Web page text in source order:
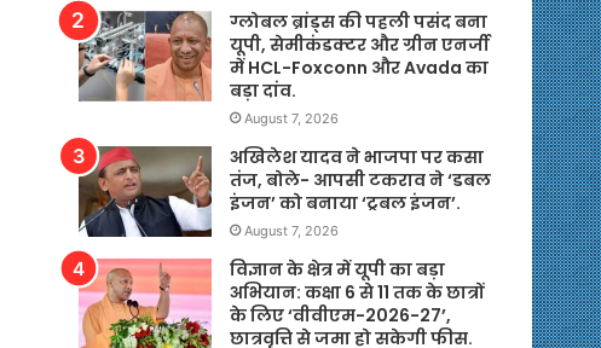
ग्लोबल ब्रांड्स की पहली पसंद बना
यूपी, सेमीकंडक्टर और ग्रीन एनर्जी
में HCL-Foxconn और Avada का
बड़ा दांव.
August 7, 2026
अखिलेश यादव ने भाजपा पर कसा
तंज, बोले- आपसी टकराव ने ‘डबल
इंजन’ को बनाया ‘ट्रबल इंजन’.
August 7, 2026
विज्ञान के क्षेत्र में यूपी का बड़ा
अभियान: कक्षा 6 से 11 तक के छात्रों
के लिए ‘वीवीएम-2026-27’,
छात्रवृत्ति से जमा हो सकेगी फीस.